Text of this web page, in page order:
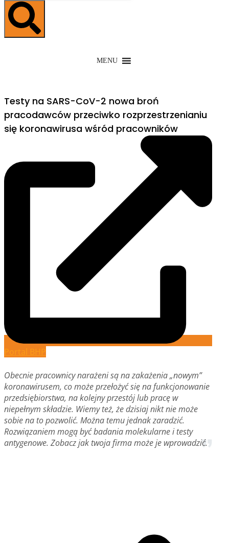
MENU
Testy na SARS-CoV-2 nowa broń
pracodawców przeciwko rozprzestrzenianiu
się koronawirusa wśród pracowników
Obecnie pracownicy narażeni są na zakażenia „nowym”
koronawirusem, co może przełożyć się na funkcjonowanie
przedsiębiorstwa, na kolejny przestój lub pracę w
niepełnym składzie. Wiemy też, że dzisiaj nikt nie może
sobie na to pozwolić. Można temu jednak zaradzić.
Rozwiązaniem mogą być badania molekularne i testy
antygenowe. Zobacz jak twoja firma może je wprowadzić.